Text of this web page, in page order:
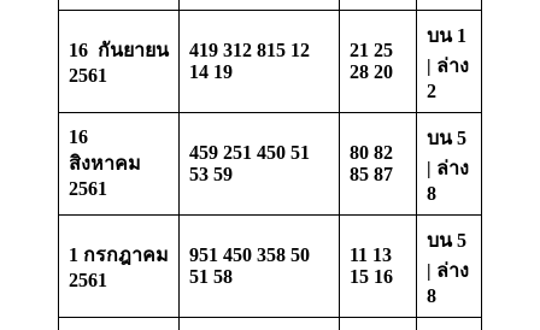
16 กันยายน
2561
419 312 815 12
14 19
21 25
28 20
บน 1
| ล่าง
2
16
สิงหาคม
2561
459 251 450 51
53 59
80 82
85 87
บน 5
| ล่าง
8
1 กรกฎาคม
2561
951 450 358 50
51 58
11 13
15 16
บน 5
| ล่าง
8